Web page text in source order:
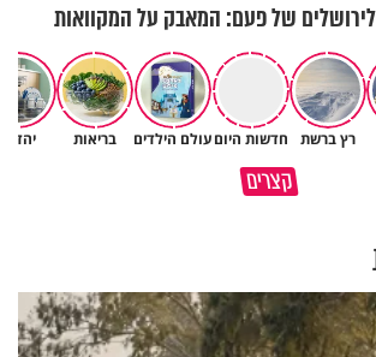
של פעם: המאבק על המקוואות
רץ ברשת חדשות היוםעולם הילדים בריאות יהדות
קצריםלמלח?
גם ׳הרע׳ זה הרחמים של בורא